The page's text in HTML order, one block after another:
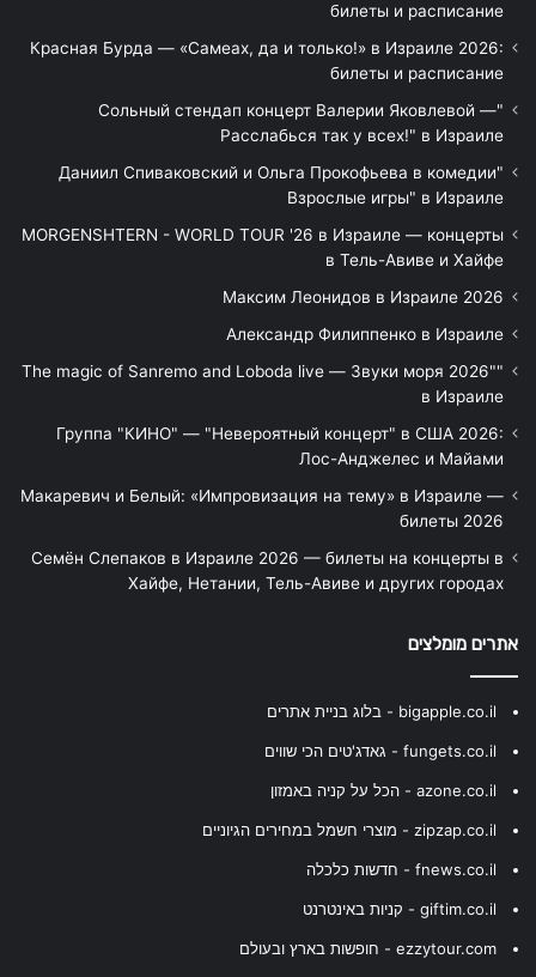
билеты и расписание
Красная Бурда — «Самеах, да и только!» в Израиле 2026:
билеты и расписание
"Сольный стендап концерт Валерии Яковлевой —
Расслабься так у всех!" в Израиле
"Даниил Спиваковский и Ольга Прокофьева в комедии
Взрослые игры" в Израиле
MORGENSHTERN - WORLD TOUR '26 в Израиле — концерты
в Тель-Авиве и Хайфе
Максим Леонидов в Израиле 2026
Александр Филиппенко в Израиле
"The magic of Sanremo and Loboda live — Звуки моря 2026"
в Израиле
Группа "КИНО" — "Невероятный концерт" в США 2026:
Лос-Анджелес и Майами
Макаревич и Белый: «Импровизация на тему» в Израиле —
билеты 2026
Семён Слепаков в Израиле 2026 — билеты на концерты в
Хайфе, Нетании, Тель-Авиве и других городах
אתרים מומלצים
bigapple.co.il - בלוג בניית אתרים
fungets.co.il - גאדג'טים הכי שווים
azone.co.il - הכל על קניה באמזון
zipzap.co.il - מוצרי חשמל במחירים הגיוניים
fnews.co.il - חדשות כלכלה
giftim.co.il - קניות באינטרנט
ezzytour.com - חופשות בארץ ובעולם